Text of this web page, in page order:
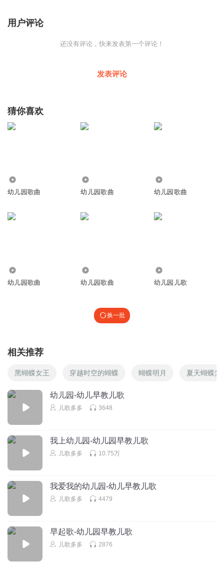
用户评论
还没有评论，快来发表第一个评论！
发表评论
猜你喜欢
幼儿园歌曲 幼儿园歌曲 幼儿园歌曲
幼儿园歌曲 幼儿园歌曲 幼儿园儿歌
换一批
相关推荐
黑蝴蝶女王 穿越时空的蝴蝶 蝴蝶明月 夏天蝴蝶梦
幼儿园-幼儿早教儿歌
儿歌多多 3648
我上幼儿园-幼儿园早教儿歌
儿歌多多 10.75万
我爱我的幼儿园-幼儿早教儿歌
儿歌多多 4479
早起歌-幼儿园早教儿歌
儿歌多多 2876